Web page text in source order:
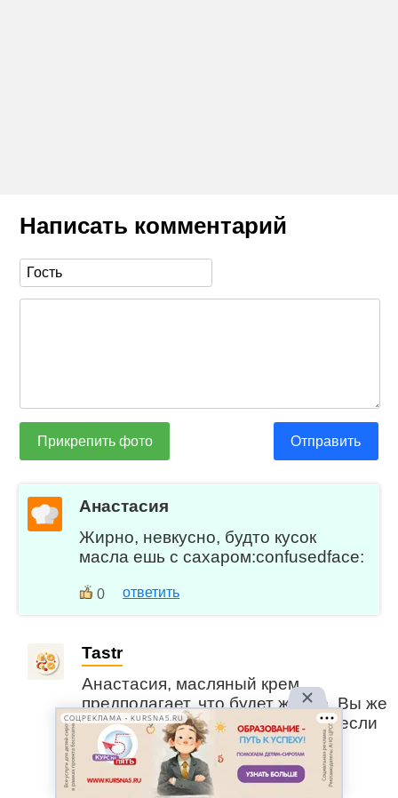
Написать комментарий
Прикрепить фото Отправить
Анастасия
Жирно, невкусно, будто кусок
масла ешь с сахаром:confusedface:
0 ответить
Tastr
Анастасия, масляный крем
предполагает, что будет жирно. Вы же
видели состав, зачем готовили, если
масло вы не переносите?
0 ответить
СОЦРЕКЛАМА • KURSNA5.RU